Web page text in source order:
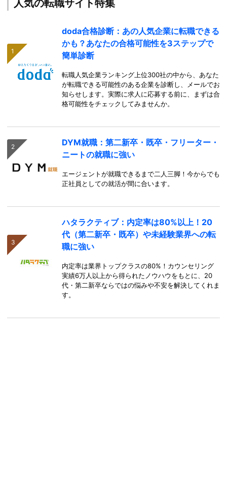
人気の転職サイト特集
doda合格診断：あの人気企業に転職できる
かも？あなたの合格可能性を3ステップで
簡単診断
転職人気企業ランキング上位300社の中から、あなた
が転職できる可能性のある企業を診断し、メールでお
知らせします。実際に求人に応募する前に、まずは合
格可能性をチェックしてみませんか。
DYM就職：第二新卒・既卒・フリーター・
ニートの就職に強い
エージェントが就職できるまで二人三脚！今からでも
正社員としての就活が間に合います。
ハタラクティブ：内定率は80%以上！20
代（第二新卒・既卒）や未経験業界への転
職に強い
内定率は業界トップクラスの80%！カウンセリング
実績6万人以上から得られたノウハウをもとに、20
代・第二新卒ならではの悩みや不安を解決してくれま
す。